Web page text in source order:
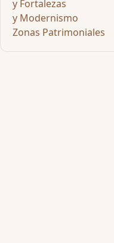
y Fortalezas
y Modernismo
Zonas Patrimoniales